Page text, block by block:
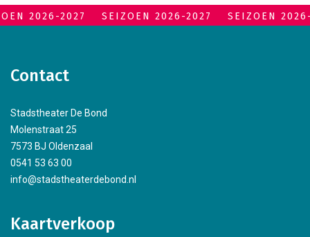
2026-2027 SEIZOEN 2026-2027 SEIZOEN
Contact
Stadstheater De Bond
Molenstraat 25
7573 BJ Oldenzaal
0541 53 63 00
info@stadstheaterdebond.nl
Kaartverkoop